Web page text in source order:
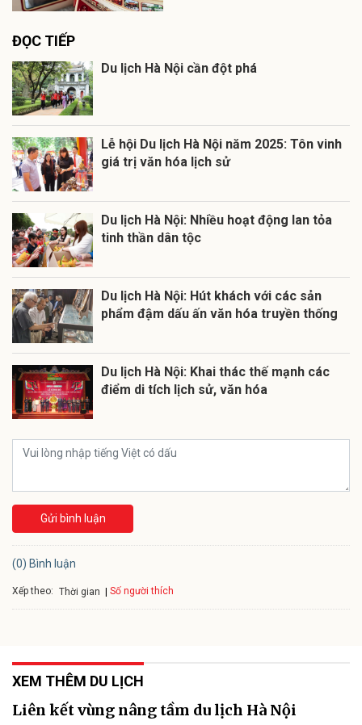
ĐỌC TIẾP
Du lịch Hà Nội cần đột phá
Lễ hội Du lịch Hà Nội năm 2025: Tôn vinh
giá trị văn hóa lịch sử
Du lịch Hà Nội: Nhiều hoạt động lan tỏa
tinh thần dân tộc
Du lịch Hà Nội: Hút khách với các sản
phẩm đậm dấu ấn văn hóa truyền thống
Du lịch Hà Nội: Khai thác thế mạnh các
điểm di tích lịch sử, văn hóa
Gửi bình luận
(0) Bình luận
Xếp theo: Thời gian Số người thích
XEM THÊM DU LỊCH
Liên kết vùng nâng tầm du lịch Hà Nội